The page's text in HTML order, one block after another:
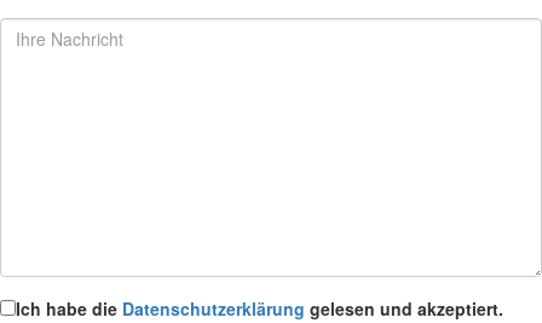
Ich habe die Datenschutzerklärung gelesen und akzeptiert.